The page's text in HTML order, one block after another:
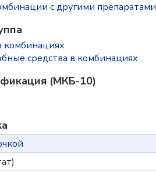
с другими препаратами
средства в комбинациях
(МКБ-10)